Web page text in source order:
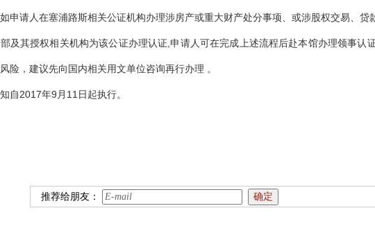
申请人在塞浦路斯相关公证机构办理涉房产或重大财产处分事项、或涉股权交易、贷
及其授权相关机构为该公证办理认证,申请人可在完成上述流程后赴本馆办理领事认
险，建议先向国内相关用文单位咨询再行办理 。
自2017年9月11日起执行。
推荐给朋友：